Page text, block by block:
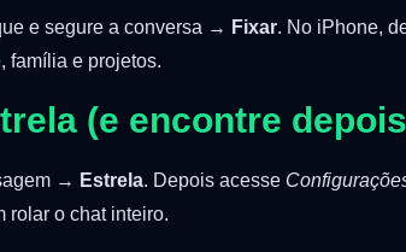
e segure a conversa → Fixar. No iPhone,
família e projetos.
(e encontre
→ Estrela. Depois acesse
rolar o chat inteiro.